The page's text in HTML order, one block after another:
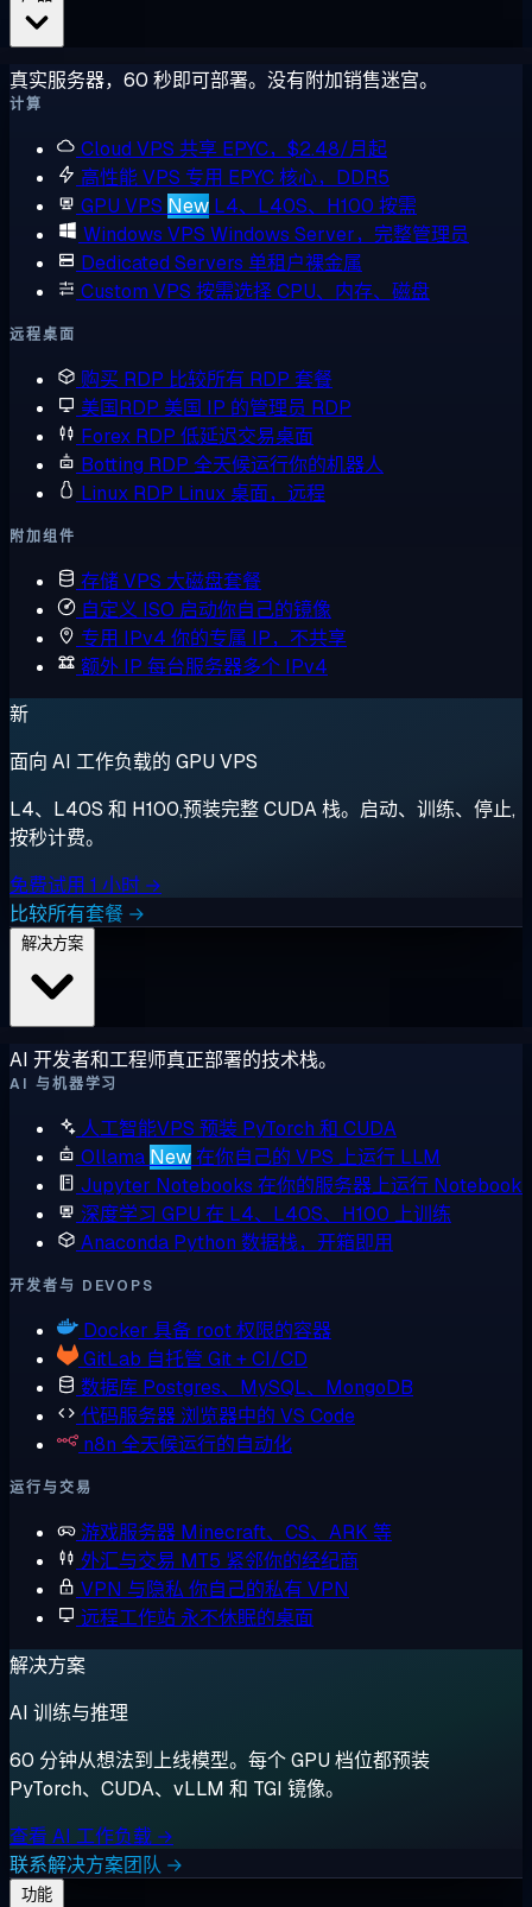
真实服务器，60 秒即可部署。没有附加销售迷宫。
计算
Cloud VPS 共享 EPYC，$2.48/月起
高性能 VPS 专用 EPYC 核心，DDR5
GPU VPS New L4、L40S、H100 按需
Windows VPS Windows Server，完整管理员
Dedicated Servers 单租户裸金属
Custom VPS 按需选择 CPU、内存、磁盘
远程桌面
购买 RDP 比较所有 RDP 套餐
美国RDP 美国 IP 的管理员 RDP
Forex RDP 低延迟交易桌面
Botting RDP 全天候运行你的机器人
Linux RDP Linux 桌面，远程
附加组件
存储 VPS 大磁盘套餐
自定义 ISO 启动你自己的镜像
专用 IPv4 你的专属 IP，不共享
额外 IP 每台服务器多个 IPv4
新
面向 AI 工作负载的 GPU VPS
L4、L40S 和 H100,预装完整 CUDA 栈。启动、训练、停止,
按秒计费。
免费试用 1 小时 →
比较所有套餐 →
AI 开发者和工程师真正部署的技术栈。
AI 与机器学习
人工智能VPS 预装 PyTorch 和 CUDA
Ollama New在你自己的 VPS 上运行 LLM
Jupyter Notebooks 在你的服务器上运行 Notebook
深度学习 GPU 在 L4、L40S、H100 上训练
Anaconda Python 数据栈，开箱即用
开发者与 DEVOPS
Docker 具备 root 权限的容器
GitLab 自托管 Git + CI/CD
数据库 Postgres、MySQL、MongoDB
代码服务器 浏览器中的 VS Code
n8n 全天候运行的自动化
运行与交易
游戏服务器 Minecraft、CS、ARK 等
外汇与交易 MT5 紧邻你的经纪商
VPN 与隐私 你自己的私有 VPN
远程工作站 永不休眠的桌面
解决方案
AI 训练与推理
60 分钟从想法到上线模型。每个 GPU 档位都预装
PyTorch、CUDA、vLLM 和 TGI 镜像。
查看 AI 工作负载 →
联系解决方案团队 →